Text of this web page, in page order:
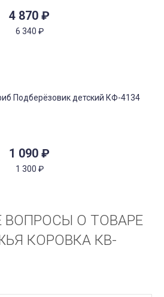
4 870 ₽
6 340 ₽
1 090 ₽
1 300 ₽
О ТОВАРЕ
КОРОВКА КВ-